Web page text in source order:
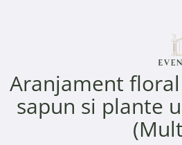
Aranjament
sapun si plante